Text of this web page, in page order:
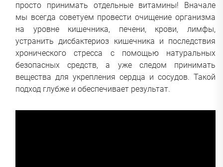
просто принимать отдельные витамины! Вначале
мы всегда советуем провести очищение организма
на уровне кишечника, печени, крови, лимфы,
устранить дисбактериоз кишечника и последствия
хронического стресса с помощью натуральных
безопасных средств, а уже следом принимать
вещества для укрепления сердца и сосудов. Такой
подход глубже и обеспечивает результат.